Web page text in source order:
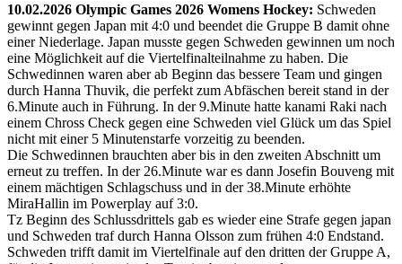
10.02.2026 Olympic Games 2026 Womens Hockey: Schweden
gewinnt gegen Japan mit 4:0 und beendet die Gruppe B damit ohne
einer Niederlage. Japan musste gegen Schweden gewinnen um noch
eine Möglichkeit auf die Viertelfinalteilnahme zu haben. Die
Schwedinnen waren aber ab Beginn das bessere Team und gingen
durch Hanna Thuvik, die perfekt zum Abfäschen bereit stand in der
6.Minute auch in Führung. In der 9.Minute hatte kanami Raki nach
einem Chross Check gegen eine Schweden viel Glück um das Spiel
nicht mit einer 5 Minutenstarfe vorzeitig zu beenden.
Die Schwedinnen brauchten aber bis in den zweiten Abschnitt um
erneut zu treffen. In der 26.Minute war es dann Josefin Bouveng mit
einem mächtigen Schlagschuss und in der 38.Minute erhöhte
MiraHallin im Powerplay auf 3:0.
Tz Beginn des Schlussdrittels gab es wieder eine Strafe gegen japan
und Schweden traf durch Hanna Olsson zum frühen 4:0 Endstand.
Schweden trifft damit im Viertelfinale auf den dritten der Gruppe A,